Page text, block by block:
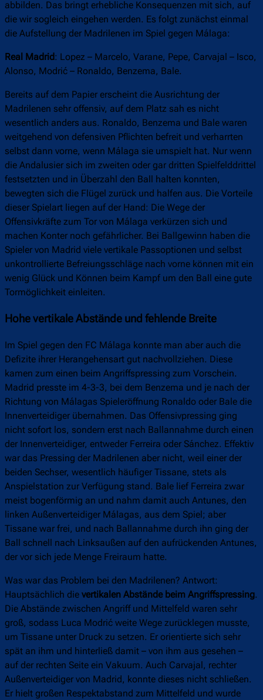
abbilden. Das bringt erhebliche Konsequenzen mit sich, auf
die wir sogleich eingehen werden. Es folgt zunächst einmal
die Aufstellung der Madrilenen im Spiel gegen Málaga:
Real Madrid: Lopez – Marcelo, Varane, Pepe, Carvajal – Isco,
Alonso, Modrić – Ronaldo, Benzema, Bale.
Bereits auf dem Papier erscheint die Ausrichtung der
Madrilenen sehr offensiv, auf dem Platz sah es nicht
wesentlich anders aus. Ronaldo, Benzema und Bale waren
weitgehend von defensiven Pflichten befreit und verharrten
selbst dann vorne, wenn Málaga sie umspielt hat. Nur wenn
die Andalusier sich im zweiten oder gar dritten Spielfelddrittel
festsetzten und in Überzahl den Ball halten konnten,
bewegten sich die Flügel zurück und halfen aus. Die Vorteile
dieser Spielart liegen auf der Hand: Die Wege der
Offensivkräfte zum Tor von Málaga verkürzen sich und
machen Konter noch gefährlicher. Bei Ballgewinn haben die
Spieler von Madrid viele vertikale Passoptionen und selbst
unkontrollierte Befreiungsschläge nach vorne können mit ein
wenig Glück und Können beim Kampf um den Ball eine gute
Tormöglichkeit einleiten.
Hohe vertikale Abstände und fehlende Breite
Im Spiel gegen den FC Málaga konnte man aber auch die
Defizite ihrer Herangehensart gut nachvollziehen. Diese
kamen zum einen beim Angriffspressing zum Vorschein.
Madrid presste im 4-3-3, bei dem Benzema und je nach der
Richtung von Málagas Spieleröffnung Ronaldo oder Bale die
Innenverteidiger übernahmen. Das Offensivpressing ging
nicht sofort los, sondern erst nach Ballannahme durch einen
der Innenverteidiger, entweder Ferreira oder Sánchez. Effektiv
war das Pressing der Madrilenen aber nicht, weil einer der
beiden Sechser, wesentlich häufiger Tissane, stets als
Anspielstation zur Verfügung stand. Bale lief Ferreira zwar
meist bogenförmig an und nahm damit auch Antunes, den
linken Außenverteidiger Málagas, aus dem Spiel; aber
Tissane war frei, und nach Ballannahme durch ihn ging der
Ball schnell nach Linksaußen auf den aufrückenden Antunes,
der vor sich jede Menge Freiraum hatte.
Was war das Problem bei den Madrilenen? Antwort:
Hauptsächlich die vertikalen Abstände beim Angriffspressing.
Die Abstände zwischen Angriff und Mittelfeld waren sehr
groß, sodass Luca Modrić weite Wege zurücklegen musste,
um Tissane unter Druck zu setzen. Er orientierte sich sehr
spät an ihm und hinterließ damit – von ihm aus gesehen –
auf der rechten Seite ein Vakuum. Auch Carvajal, rechter
Außenverteidiger von Madrid, konnte dieses nicht schließen.
Er hielt großen Respektabstand zum Mittelfeld und wurde